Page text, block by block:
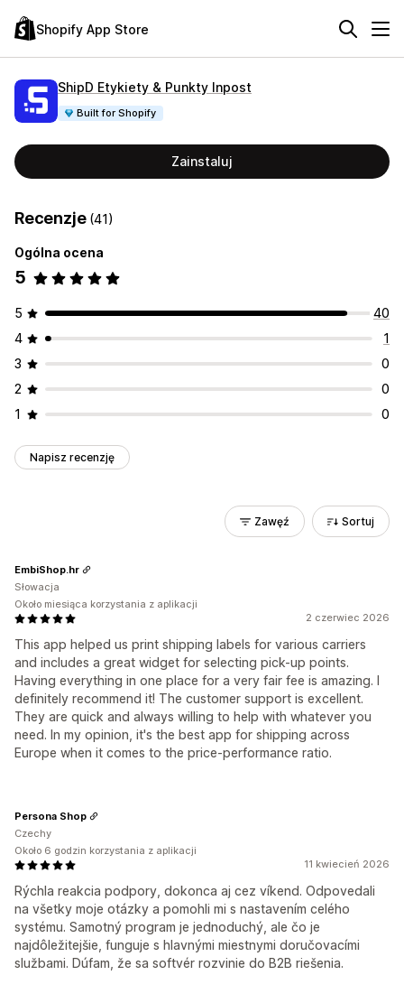
Shopify App Store
ShipD Etykiety & Punkty Inpost
Built for Shopify
Zainstaluj
Recenzje (41)
Ogólna ocena
5
5
40
4
1
3
0
2
0
1
0
Napisz recenzję
Zawęź Sortuj
2 czerwiec 2026
This app helped us print shipping labels for various carriers
and includes a great widget for selecting pick-up points.
Having everything in one place for a very fair fee is amazing. I
definitely recommend it! The customer support is excellent.
They are quick and always willing to help with whatever you
need. In my opinion, it's the best app for shipping across
Europe when it comes to the price-performance ratio.
EmbiShop.hr
Słowacja
Około miesiąca korzystania z aplikacji
11 kwiecień 2026
Rýchla reakcia podpory, dokonca aj cez víkend. Odpovedali
na všetky moje otázky a pomohli mi s nastavením celého
systému. Samotný program je jednoduchý, ale čo je
najdôležitejšie, funguje s hlavnými miestnymi doručovacími
službami. Dúfam, že sa softvér rozvinie do B2B riešenia.
Persona Shop
Czechy
Około 6 godzin korzystania z aplikacji